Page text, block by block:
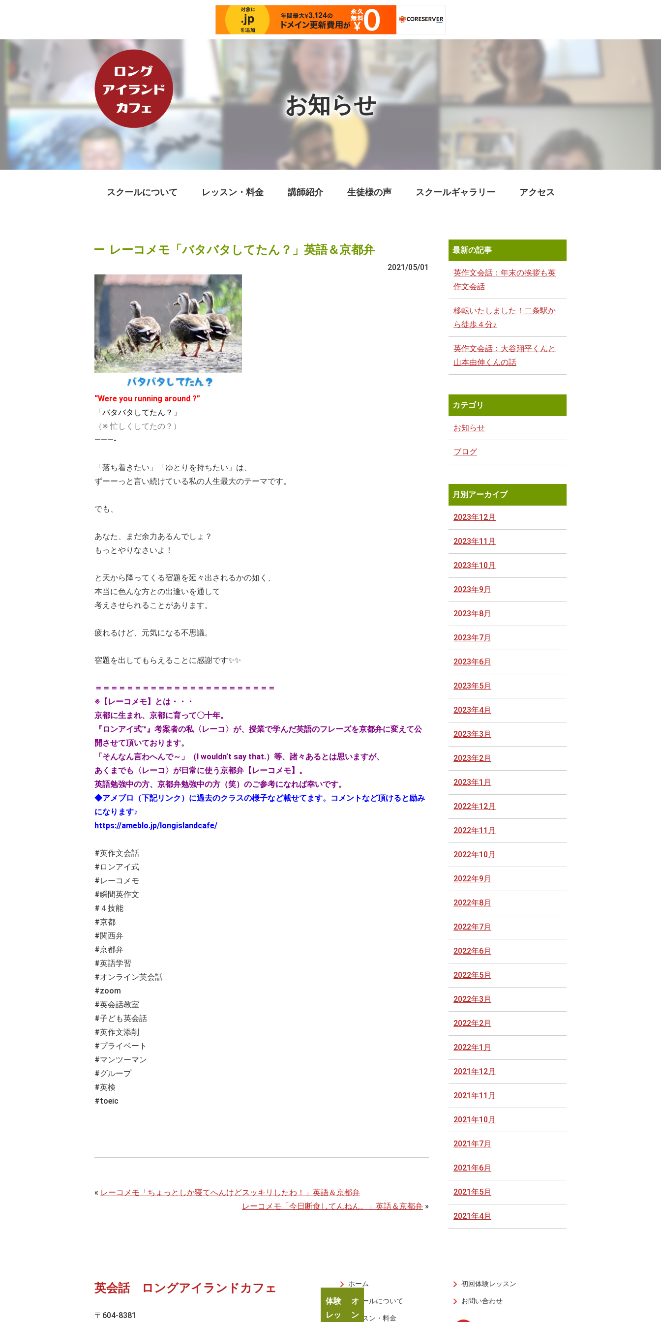
お知らせ
スクールについて レッスン・料金 講師紹介 生徒様の声 スクールギャラリー アクセス
レーコメモ「バタバタしてたん？」英語＆京都弁
2021/05/01
“Were you running around ?”
「バタバタしてたん？」
（※ 忙しくしてたの？）
———-
「落ち着きたい」「ゆとりを持ちたい」は、
ずーーっと言い続けている私の人生最大のテーマです。
でも、
あなた、まだ余力あるんでしょ？
もっとやりなさいよ！
と天から降ってくる宿題を延々出されるかの如く、
本当に色んな方との出逢いを通して
考えさせられることがあります。
疲れるけど、元気になる不思議。
宿題を出してもらえることに感謝です✨✨
＝＝＝＝＝＝＝＝＝＝＝＝＝＝＝＝＝＝＝＝＝＝＝
※ 【レーコメモ】とは・・・
京都に生まれ、京都に育って〇十年。
『ロンアイ式™』考案者の私〈レーコ〉が、授業で学んだ英語のフレーズを京都弁に変えて公
開させて頂いております。
「そんなん言わへんで～」（I wouldn’t say that.）等、諸々あるとは思いますが、
あくまでも〈レーコ〉が日常に使う京都弁【レーコメモ】。
英語勉強中の方、京都弁勉強中の方（笑）のご参考になれば幸いです。
◆アメブロ（下記リンク）に過去のクラスの様子など載せてます。コメントなど頂けると励み
になります♪
https://ameblo.jp/longislandcafe/
#英作文会話
# ロンアイ式
#レーコメモ
#瞬間英作文
# ４技能
#京都
#関西弁
#京都弁
#英語学習
#オンライン英会話
#zoom
#英会話教室
#子ども英会話
#英作文添削
#プライベート
#マンツーマン
#グループ
#英検
#toeic
« レーコメモ「ちょっとしか寝てへんけどスッキリしたわ！」英語＆京都弁
レーコメモ「今日断食してんねん。」英語＆京都弁 »
最新の記事
英作文会話：年末の挨拶も英
作文会話
移転いたしました！二条駅か
ら徒歩４分♪
英作文会話：大谷翔平くんと
山本由伸くんの話
カテゴリ
お知らせ
ブログ
月別アーカイブ
2023年12月
2023年11月
2023年10月
2023年9月
2023年8月
2023年7月
2023年6月
2023年5月
2023年4月
2023年3月
2023年2月
2023年1月
2022年12月
2022年11月
2022年10月
2022年9月
2022年8月
2022年7月
2022年6月
2022年5月
2022年3月
2022年2月
2022年1月
2021年12月
2021年11月
2021年10月
2021年7月
2021年6月
2021年5月
2021年4月
英会話 ロングアイランドカフェ
〒604-8381
ホーム
スクールについて
レッスン・料金
初回体験レッスン
お問い合わせ
体験
レッ
オ
ン